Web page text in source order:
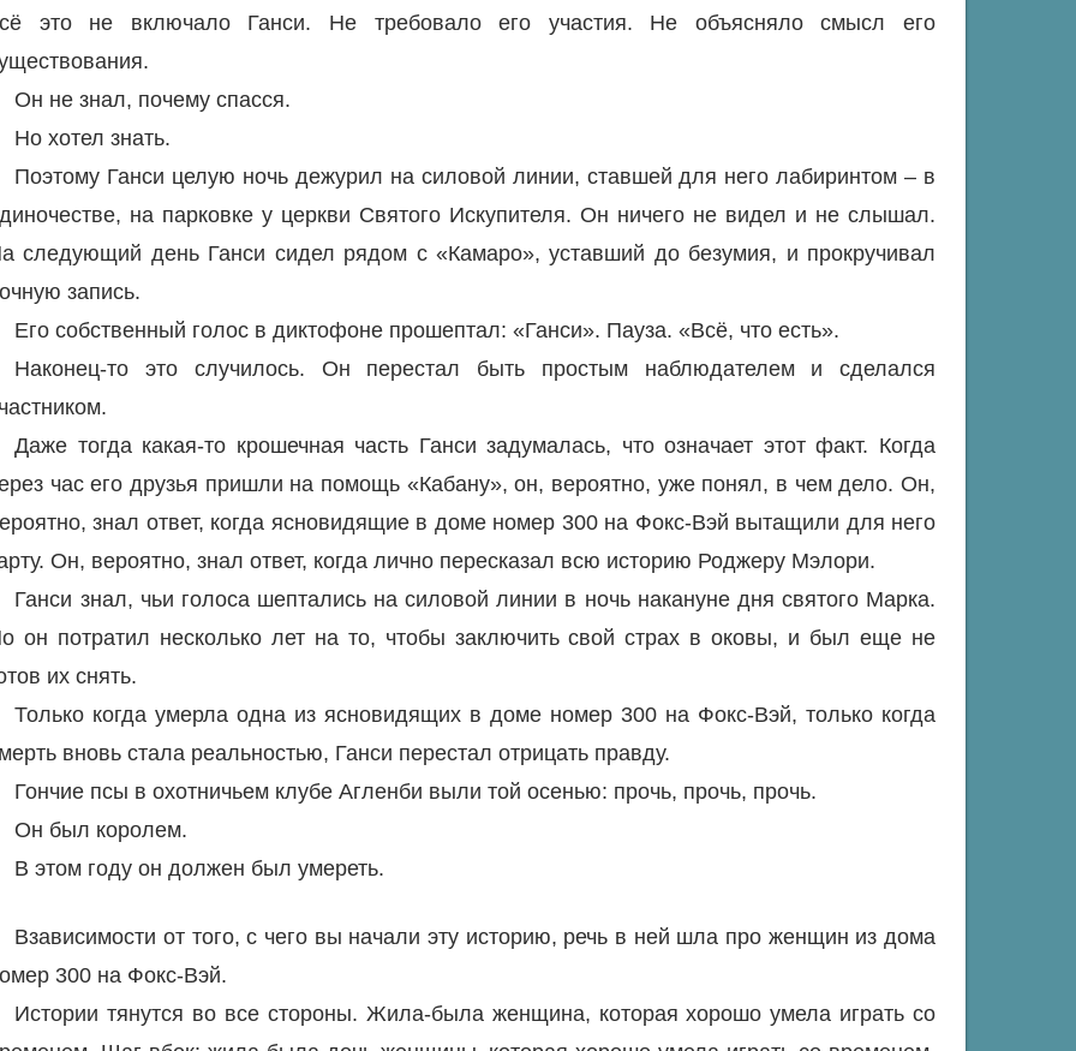
это не включало Ганси. Не требовало его участия. Не объясняло смысл его
Он не знал, почему спасся.
Но хотел знать.
Поэтому Ганси целую ночь дежурил на силовой линии, ставшей для него лабиринтом – в
на парковке у церкви Святого Искупителя. Он ничего не видел и не слышал.
следующий день Ганси сидел рядом с «Камаро», уставший до безумия, и прокручивал
запись.
Его собственный голос в диктофоне прошептал: «Ганси». Пауза. «Всё, что есть».
Наконец-то это случилось. Он перестал быть простым наблюдателем и сделался
Даже тогда какая-то крошечная часть Ганси задумалась, что означает этот факт. Когда
час его друзья пришли на помощь «Кабану», он, вероятно, уже понял, в чем дело. Он,
знал ответ, когда ясновидящие в доме номер 300 на Фокс-Вэй вытащили для него
Он, вероятно, знал ответ, когда лично пересказал всю историю Роджеру Мэлори.
Ганси знал, чьи голоса шептались на силовой линии в ночь накануне дня святого Марка.
он потратил несколько лет на то, чтобы заключить свой страх в оковы, и был еще не
их снять.
Только когда умерла одна из ясновидящих в доме номер 300 на Фокс-Вэй, только когда
вновь стала реальностью, Ганси перестал отрицать правду.
Гончие псы в охотничьем клубе Агленби выли той осенью: прочь, прочь, прочь.
Он был королем.
В этом году он должен был умереть.
Взависимости от того, с чего вы начали эту историю, речь в ней шла про женщин из дома
300 на Фокс-Вэй.
Истории тянутся во все стороны. Жила-была женщина, которая хорошо умела играть со